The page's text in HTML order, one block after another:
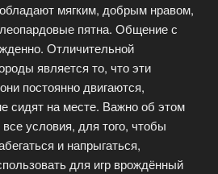
мягким, добрым нравом,
пятна. Общение с
Отличительной
является то, что эти
постоянно двигаются,
сидят на месте. Важно об этом
условия, для того, чтобы
и напрыгаться,
для игр врождённый